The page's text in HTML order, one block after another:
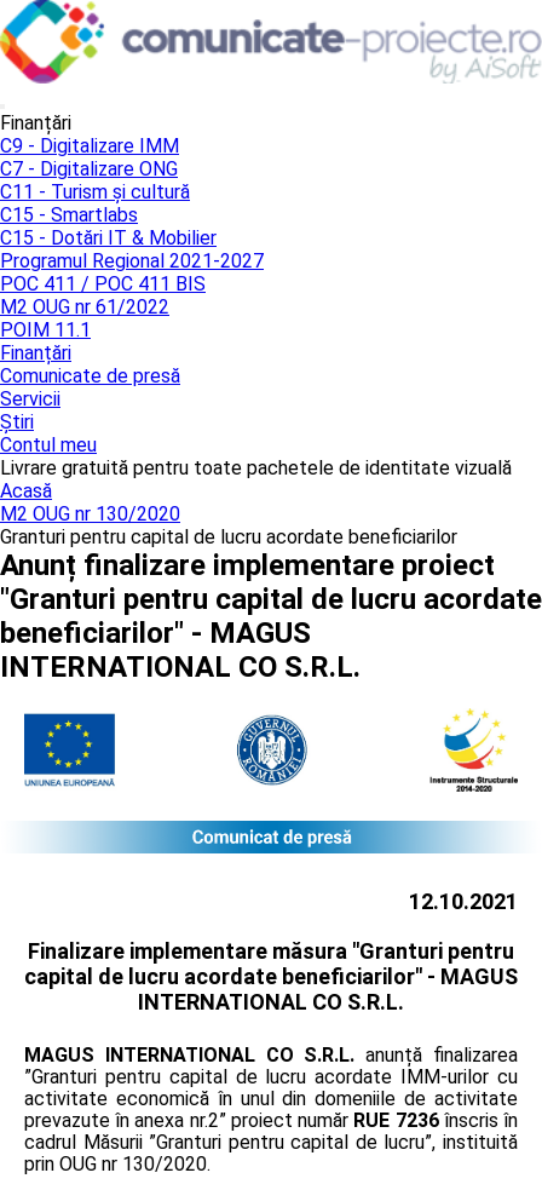
Finanțări
C9 - Digitalizare IMM
C7 - Digitalizare ONG
C11 - Turism și cultură
C15 - Smartlabs
C15 - Dotări IT & Mobilier
Programul Regional 2021-2027
POC 411 / POC 411 BIS
M2 OUG nr 61/2022
POIM 11.1
Finanțări
Comunicate de presă
Servicii
Știri
Contul meu
Livrare gratuită pentru toate pachetele de identitate vizuală
Acasă
M2 OUG nr 130/2020
Granturi pentru capital de lucru acordate beneficiarilor
Anunț finalizare implementare proiect
"Granturi pentru capital de lucru acordate
beneficiarilor" - MAGUS
INTERNATIONAL CO S.R.L.
12.10.2021
Finalizare implementare măsura "Granturi pentru
capital de lucru acordate beneficiarilor" - MAGUS
INTERNATIONAL CO S.R.L.
MAGUS INTERNATIONAL CO S.R.L. anunță finalizarea
”Granturi pentru capital de lucru acordate IMM-urilor cu
activitate economică în unul din domeniile de activitate
prevazute în anexa nr.2” proiect număr RUE 7236înscris în
cadrul Măsurii ”Granturi pentru capital de lucru”, instituită
prin OUG nr 130/2020.